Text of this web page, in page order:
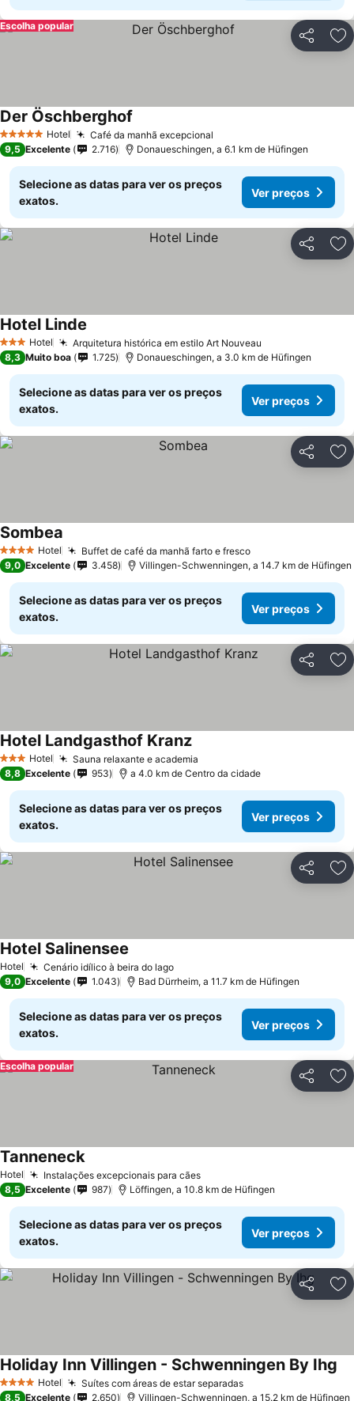
Partilhar
Escolha popular
5 Estrelas Hotel Café da manhã excepcional
Der Öschberghof
9,5 Excelente 2.716 Donaueschingen, a 6.1 km de Hüfingen
Selecione as datas para ver os preços
exatos.
Ver preços
Partilhar
3 EstrelasHotel Arquitetura histórica em estilo Art Nouveau
Hotel Linde
8,3 Muito boa 1.725 Donaueschingen, a 3.0 km de Hüfingen
Selecione as datas para ver os preços
exatos.
Ver preços
Partilhar
4 EstrelasHotel Buffet de café da manhã farto e frescoVer preços
Sombea
9,0 Excelente 3.458 Villingen-Schwenningen, a 14.7 km de Hüfingen
Selecione as datas para ver os preços
exatos.
Ver preços
Partilhar
3 EstrelasHotel Sauna relaxante e academia
Hotel Landgasthof KranzVer preços
8,8 Excelente 953 a 4.0 km de Centro da cidade
Selecione as datas para ver os preços
exatos.
Ver preços
Partilhar
Hotel Cenário idílico à beira do lagoVer preços
Hotel Salinensee
9,0 Excelente 1.043 Bad Dürrheim, a 11.7 km de Hüfingen
Selecione as datas para ver os preços
exatos.
Ver preços
Partilhar
Escolha popular
Hotel Instalações excepcionais para cãesVer preços
TanneneckVer preços
8,5 Excelente 987 Löffingen, a 10.8 km de Hüfingen
Selecione as datas para ver os preços
exatos.
Ver preços
Partilhar
4 EstrelasHotel Suítes com áreas de estar separadasVer preços
Holiday Inn Villingen - Schwenningen By Ihg
8,5 Excelente 2.650 Villingen-Schwenningen, a 15.2 km de Hüfingen